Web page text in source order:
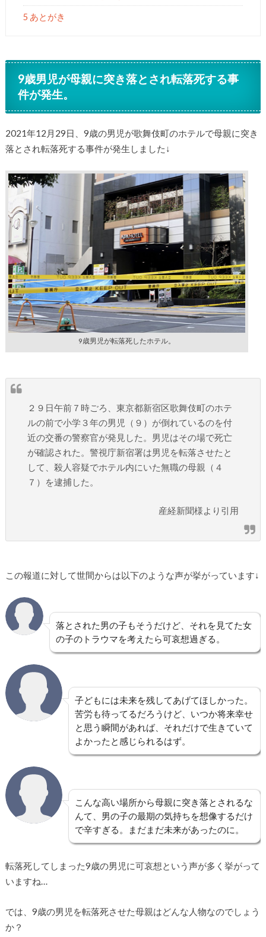
5 あとがき
9歳男児が母親に突き落とされ転落死する事
件が発生。
2021年12月29日、9歳の男児が歌舞伎町のホテルで母親に突き
落とされ転落死する事件が発生しました↓
9歳男児が転落死したホテル。
２９日午前７時ごろ、東京都新宿区歌舞伎町のホテ
ルの前で小学３年の男児（９）が倒れているのを付
近の交番の警察官が発見した。男児はその場で死亡
が確認された。警視庁新宿署は男児を転落させたと
して、殺人容疑でホテル内にいた無職の母親（４
７）を逮捕した。
産経新聞様より引用
この報道に対して世間からは以下のような声が挙がっています↓
落とされた男の子もそうだけど、それを見てた女
の子のトラウマを考えたら可哀想過ぎる。
子どもには未来を残してあげてほしかった。
苦労も待ってるだろうけど、いつか将来幸せ
と思う瞬間があれば、それだけで生きていて
よかったと感じられるはず。
こんな高い場所から母親に突き落とされるな
んて、男の子の最期の気持ちを想像するだけ
で辛すぎる。まだまだ未来があったのに。
転落死してしまった9歳の男児に可哀想という声が多く挙がって
いますね…
では、9歳の男児を転落死させた母親はどんな人物なのでしょう
か？